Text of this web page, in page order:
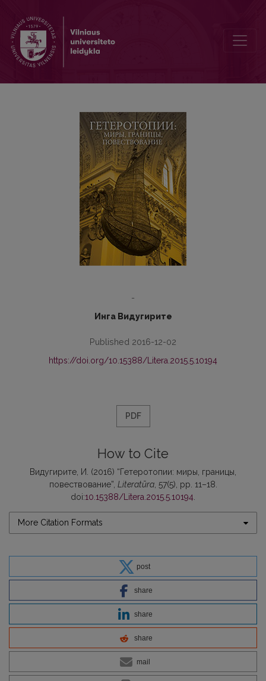
-
Инга Видугирите
Published 2016-12-02
https://doi.org/10.15388/Litera.2015.5.10194
PDF
How to Cite
Видугирите, И. (2016) “Гетеротопии: миры, границы,
повествование”, Literatūra, 57(5), pp. 11–18.
doi:10.15388/Litera.2015.5.10194
More Citation Formats
post
share
share
share
mail